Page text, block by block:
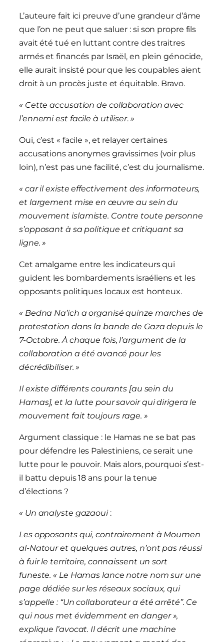
L’auteure fait ici preuve d’une grandeur d’âme
que l’on ne peut que saluer : si son propre fils
avait été tué en luttant contre des traitres
armés et financés par Israël, en plein génocide,
elle aurait insisté pour que les coupables aient
droit à un procès juste et équitable. Bravo.
« Cette accusation de collaboration avec
l’ennemi est facile à utiliser. »
Oui, c’est « facile », et relayer certaines
accusations anonymes gravissimes (voir plus
loin), n’est pas une facilité, c’est du journalisme.
« car il existe effectivement des informateurs,
et largement mise en œuvre au sein du
mouvement islamiste. Contre toute personne
s’opposant à sa politique et critiquant sa
ligne. »
Cet amalgame entre les indicateurs qui
guident les bombardements israéliens et les
opposants politiques locaux est honteux.
« Bedna Na’ich a organisé quinze marches de
protestation dans la bande de Gaza depuis le
7-Octobre. À chaque fois, l’argument de la
collaboration a été avancé pour les
décrédibiliser. »
Il existe différents courants [au sein du
Hamas], et la lutte pour savoir qui dirigera le
mouvement fait toujours rage. »
Argument classique : le Hamas ne se bat pas
pour défendre les Palestiniens, ce serait une
lutte pour le pouvoir. Mais alors, pourquoi s’est-
il battu depuis 18 ans pour la tenue
d’élections ?
« Un analyste gazaoui:
Les opposants qui, contrairement à Moumen
al-Natour et quelques autres, n’ont pas réussi
à fuir le territoire, connaissent un sort
funeste. « Le Hamas lance notre nom sur une
page dédiée sur les réseaux sociaux, qui
s’appelle : “Un collaborateur a été arrêté”. Ce
qui nous met évidemment en danger »,
explique l’avocat. Il décrit une machine